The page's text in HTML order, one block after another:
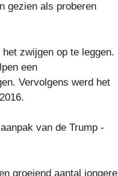
gezien als proberen
zwijgen op te leggen.
een
Vervolgens werd het
van de Trump -
groeiend aantal jongere